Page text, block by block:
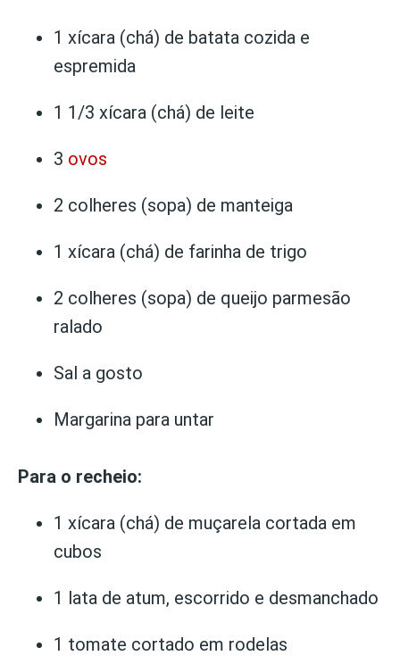
1 xícara (chá) de batata cozida e
espremida
1 1/3 xícara (chá) de leite
3 ovos
2 colheres (sopa) de manteiga
1 xícara (chá) de farinha de trigo
2 colheres (sopa) de queijo parmesão
ralado
Sal a gosto
Margarina para untar
Para o recheio:
1 xícara (chá) de muçarela cortada em
cubos
1 lata de atum, escorrido e desmanchado
1 tomate cortado em rodelas